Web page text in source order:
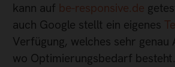
kann auf be-responsive.de
auch Google stellt ein eigenes
Verfügung, welches sehr genau
wo Optimierungsbedarf besteht.